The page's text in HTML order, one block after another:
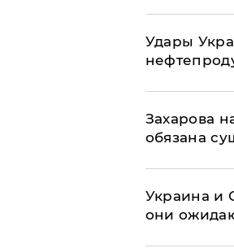
Удары
​Захарова
обязана
Украина и
они